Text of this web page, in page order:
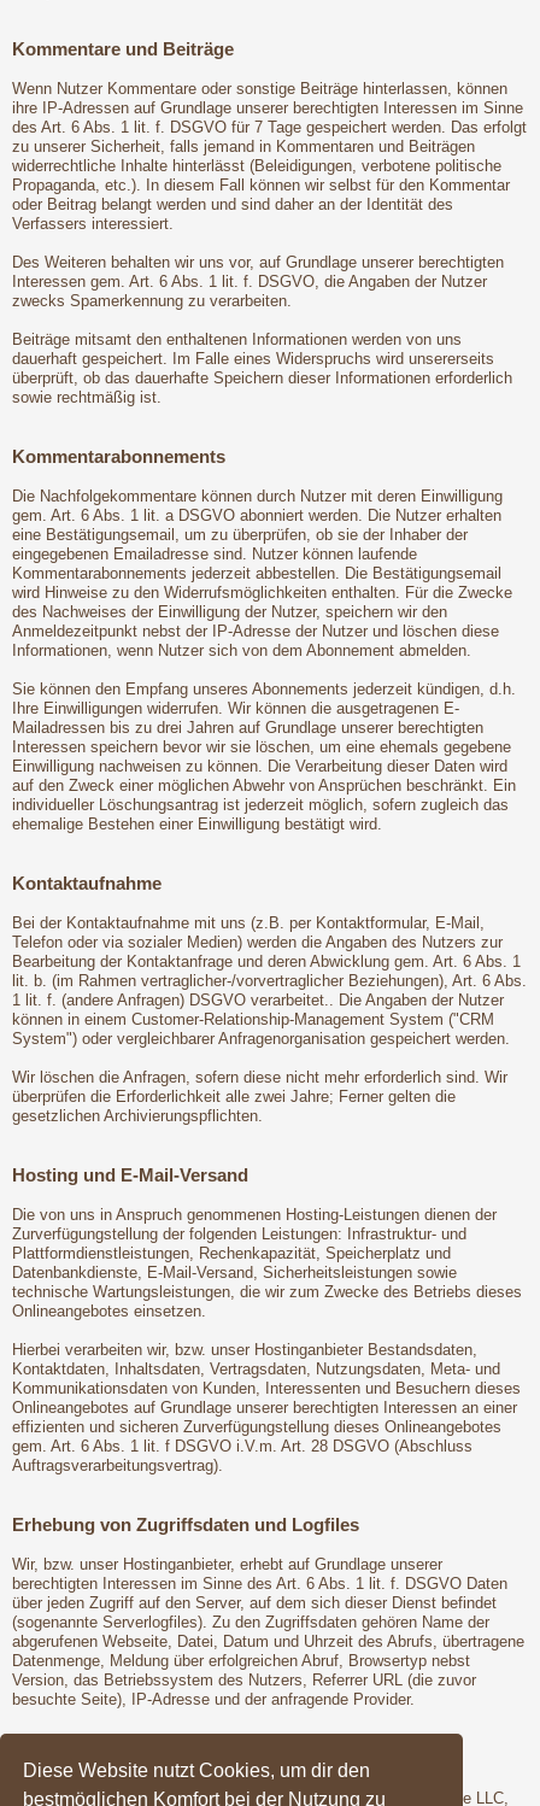
Diese Website nutzt Cookies, um dir den
bestmöglichen Komfort bei der Nutzung zu
Kommentare und Beiträge
Wenn Nutzer Kommentare oder sonstige Beiträge hinterlassen, können
ihre IP-Adressen auf Grundlage unserer berechtigten Interessen im Sinne
des Art. 6 Abs. 1 lit. f. DSGVO für 7 Tage gespeichert werden. Das erfolgt
zu unserer Sicherheit, falls jemand in Kommentaren und Beiträgen
widerrechtliche Inhalte hinterlässt (Beleidigungen, verbotene politische
Propaganda, etc.). In diesem Fall können wir selbst für den Kommentar
oder Beitrag belangt werden und sind daher an der Identität des
Verfassers interessiert.
Des Weiteren behalten wir uns vor, auf Grundlage unserer berechtigten
Interessen gem. Art. 6 Abs. 1 lit. f. DSGVO, die Angaben der Nutzer
zwecks Spamerkennung zu verarbeiten.
Beiträge mitsamt den enthaltenen Informationen werden von uns
dauerhaft gespeichert. Im Falle eines Widerspruchs wird unsererseits
überprüft, ob das dauerhafte Speichern dieser Informationen erforderlich
sowie rechtmäßig ist.
Kommentarabonnements
Die Nachfolgekommentare können durch Nutzer mit deren Einwilligung
gem. Art. 6 Abs. 1 lit. a DSGVO abonniert werden. Die Nutzer erhalten
eine Bestätigungsemail, um zu überprüfen, ob sie der Inhaber der
eingegebenen Emailadresse sind. Nutzer können laufende
Kommentarabonnements jederzeit abbestellen. Die Bestätigungsemail
wird Hinweise zu den Widerrufsmöglichkeiten enthalten. Für die Zwecke
des Nachweises der Einwilligung der Nutzer, speichern wir den
Anmeldezeitpunkt nebst der IP-Adresse der Nutzer und löschen diese
Informationen, wenn Nutzer sich von dem Abonnement abmelden.
Sie können den Empfang unseres Abonnements jederzeit kündigen, d.h.
Ihre Einwilligungen widerrufen. Wir können die ausgetragenen E-
Mailadressen bis zu drei Jahren auf Grundlage unserer berechtigten
Interessen speichern bevor wir sie löschen, um eine ehemals gegebene
Einwilligung nachweisen zu können. Die Verarbeitung dieser Daten wird
auf den Zweck einer möglichen Abwehr von Ansprüchen beschränkt. Ein
individueller Löschungsantrag ist jederzeit möglich, sofern zugleich das
ehemalige Bestehen einer Einwilligung bestätigt wird.
Kontaktaufnahme
Bei der Kontaktaufnahme mit uns (z.B. per Kontaktformular, E-Mail,
Telefon oder via sozialer Medien) werden die Angaben des Nutzers zur
Bearbeitung der Kontaktanfrage und deren Abwicklung gem. Art. 6 Abs. 1
lit. b. (im Rahmen vertraglicher-/vorvertraglicher Beziehungen), Art. 6 Abs.
1 lit. f. (andere Anfragen) DSGVO verarbeitet.. Die Angaben der Nutzer
können in einem Customer-Relationship-Management System ("CRM
System") oder vergleichbarer Anfragenorganisation gespeichert werden.
Wir löschen die Anfragen, sofern diese nicht mehr erforderlich sind. Wir
überprüfen die Erforderlichkeit alle zwei Jahre; Ferner gelten die
gesetzlichen Archivierungspflichten.
Hosting und E-Mail-Versand
Die von uns in Anspruch genommenen Hosting-Leistungen dienen der
Zurverfügungstellung der folgenden Leistungen: Infrastruktur- und
Plattformdienstleistungen, Rechenkapazität, Speicherplatz und
Datenbankdienste, E-Mail-Versand, Sicherheitsleistungen sowie
technische Wartungsleistungen, die wir zum Zwecke des Betriebs dieses
Onlineangebotes einsetzen.
Hierbei verarbeiten wir, bzw. unser Hostinganbieter Bestandsdaten,
Kontaktdaten, Inhaltsdaten, Vertragsdaten, Nutzungsdaten, Meta- und
Kommunikationsdaten von Kunden, Interessenten und Besuchern dieses
Onlineangebotes auf Grundlage unserer berechtigten Interessen an einer
effizienten und sicheren Zurverfügungstellung dieses Onlineangebotes
gem. Art. 6 Abs. 1 lit. f DSGVO i.V.m. Art. 28 DSGVO (Abschluss
Auftragsverarbeitungsvertrag).
Erhebung von Zugriffsdaten und Logfiles
Wir, bzw. unser Hostinganbieter, erhebt auf Grundlage unserer
berechtigten Interessen im Sinne des Art. 6 Abs. 1 lit. f. DSGVO Daten
über jeden Zugriff auf den Server, auf dem sich dieser Dienst befindet
(sogenannte Serverlogfiles). Zu den Zugriffsdaten gehören Name der
abgerufenen Webseite, Datei, Datum und Uhrzeit des Abrufs, übertragene
Datenmenge, Meldung über erfolgreichen Abruf, Browsertyp nebst
Version, das Betriebssystem des Nutzers, Referrer URL (die zuvor
besuchte Seite), IP-Adresse und der anfragende Provider.
Google Fonts
Wir binden die Schriftarten ("Google Fonts") des Anbieters Google LLC,